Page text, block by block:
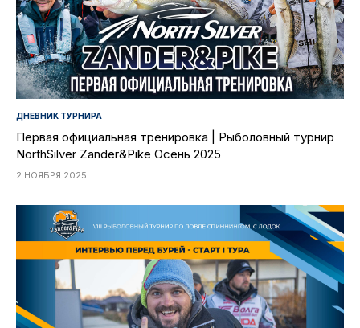
ДНЕВНИК ТУРНИРА
Первая официальная тренировка | Рыболовный турнир
NorthSilver Zander&Pike Осень 2025
2 НОЯБРЯ 2025